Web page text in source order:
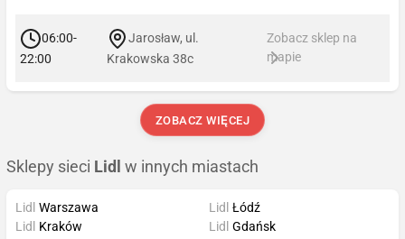
06:00-
22:00
Jarosław, ul.
Krakowska 38c
Zobacz sklep na
mapie
ZOBACZ WIĘCEJ
Sklepy sieci Lidl w innych miastach
Lidl Warszawa
Lidl
Kraków
Lidl Łódź
Lidl Gdańsk